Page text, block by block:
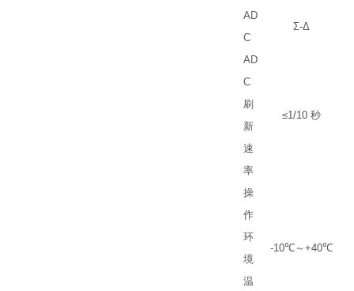
AD
C
Σ-Δ
AD
C
刷
新
速
率
≤1/10 秒
操
作
环
境
温
-10℃～ +40℃